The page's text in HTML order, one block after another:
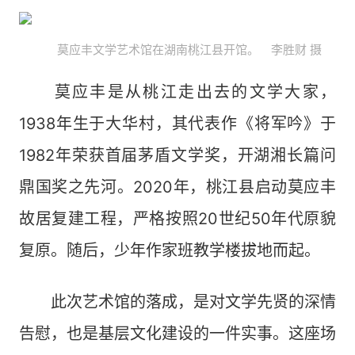
莫应丰文学艺术馆在湖南桃江县开馆。 李胜财 摄
莫应丰是从桃江走出去的文学大家，
1938年生于大华村，其代表作《将军吟》于
1982年荣获首届茅盾文学奖，开湖湘长篇问
鼎国奖之先河。2020年，桃江县启动莫应丰
故居复建工程，严格按照20世纪50年代原貌
复原。随后，少年作家班教学楼拔地而起。
此次艺术馆的落成，是对文学先贤的深情
告慰，也是基层文化建设的一件实事。这座场